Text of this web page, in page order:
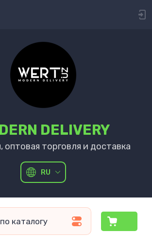
DELIVERY
оптовая торговля и доставка
RU